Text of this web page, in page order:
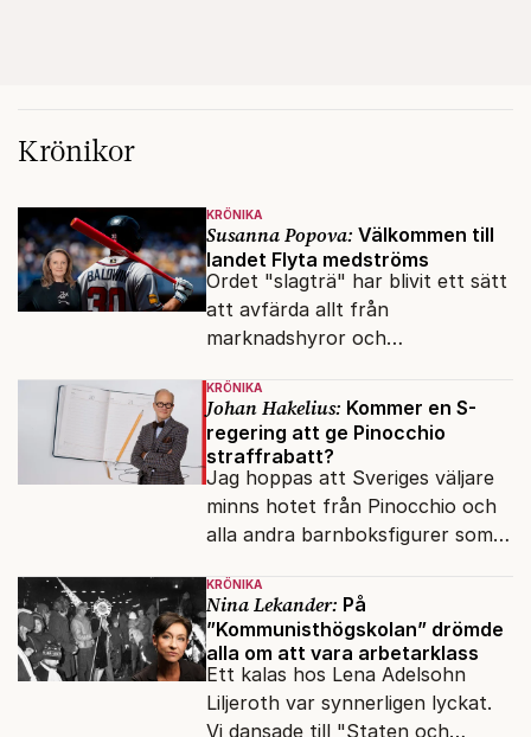
Krönikor
KRÖNIKA
Susanna Popova: Välkommen till
landet Flyta medströms
Ordet "slagträ" har blivit ett sätt
att avfärda allt från
marknadshyror och
om antisemitism.
KRÖNIKA
Johan Hakelius: Kommer en S-
regering att ge Pinocchio
straffrabatt?
Jag hoppas att Sveriges väljare
minns hotet från Pinocchio och
alla andra barnboksfigurer som
upphovsrätt.
KRÖNIKA
Nina Lekander: På
”Kommunisthögskolan” drömde
alla om att vara arbetarklass
Ett kalas hos Lena Adelsohn
Liljeroth var synnerligen lyckat.
Vi dansade till "Staten och